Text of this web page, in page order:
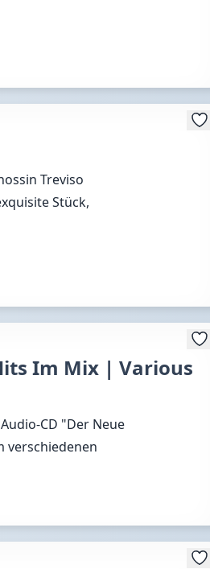
Treviso
Stück,
Im Mix | Various
CD "Der Neue
verschiedenen